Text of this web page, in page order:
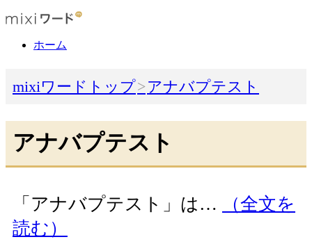
ホーム
mixiワードトップ アナバプテスト
アナバプテスト
「アナバプテスト」は…
（全文を
読む）